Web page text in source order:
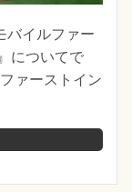
バイルファー
についてで
ァーストイン